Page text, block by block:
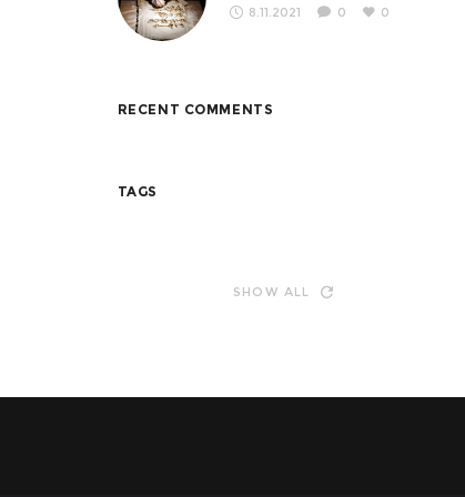
8.11.2021 0 0
RECENT COMMENTS
TAGS
SHOW ALL